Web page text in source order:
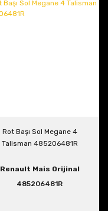
Rot Başı Sol Megane 4
Talisman 485206481R
Renault Mais Orijinal
485206481R